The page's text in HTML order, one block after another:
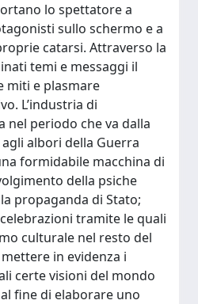
lo spettatore a
sullo schermo e a
catarsi. Attraverso la
temi e messaggi il
miti e plasmare
L’industria di
nel periodo che va dalla
albori della Guerra
formidabile macchina di
della psiche
propaganda di Stato;
tramite le quali
culturale nel resto del
in evidenza i
certe visioni del mondo
fine di elaborare uno